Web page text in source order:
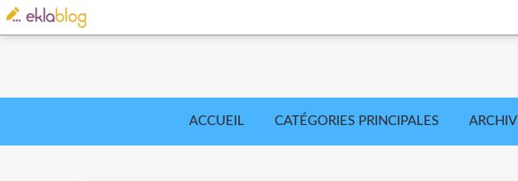
ACCUEIL CATÉGORIES PRINCIPALES